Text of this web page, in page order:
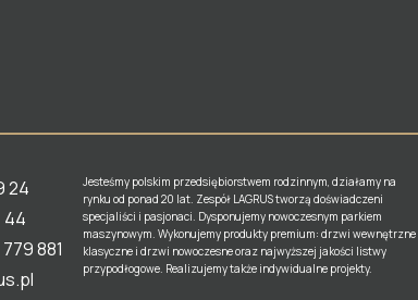
24
44
881
Jesteśmy polskim przedsiębiorstwem rodzinnym, działamy na
rynku od ponad 20 lat. Zespół LAGRUS tworzą doświadczeni
specjaliści i pasjonaci. Dysponujemy nowoczesnym parkiem
maszynowym. Wykonujemy produkty premium: drzwi wewnętrzne
klasyczne i drzwi nowoczesne oraz najwyższej jakości listwy
przypodłogowe. Realizujemy także indywidualne projekty.